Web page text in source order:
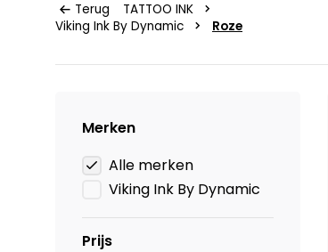
Terug
TATTOO INK
Viking Ink By Dynamic
Roze
Merken
Alle merken
Viking Ink By Dynamic
Prijs